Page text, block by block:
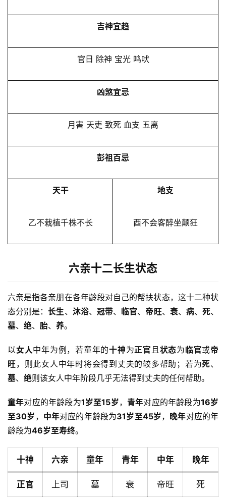
吉神宜趋
官日 除神 宝光 鸣吠
凶煞宜忌
月害 天吏 致死 血支 五离
彭祖百忌
天干
乙不栽植千株不长
地支
酉不会客醉坐颠狂
六亲十二长生状态
六亲是指各亲朋在各年龄段对自己的帮扶状态，这十二种状
态分别是：长生、 沐浴、 冠带、 临官、 帝旺、 衰、 病、死、
墓、 绝、 胎、 养。
以女人中年为例，若童年的十神为正官且状态为临官或帝
旺，则此女人中年时将会得到丈夫的较多帮助；若为死、
墓、 绝则该女人中年阶段几乎无法得到丈夫的任何帮助。
童年对应的年龄段为1岁至15岁，青年对应的年龄段为16岁
至30岁 ， 中年对应的年龄段为31岁至45岁， 晚年对应的年
龄段为46岁至寿终。
十神 六亲 童年 青年 中年 晚年
正官 上司 墓 衰 帝旺 死